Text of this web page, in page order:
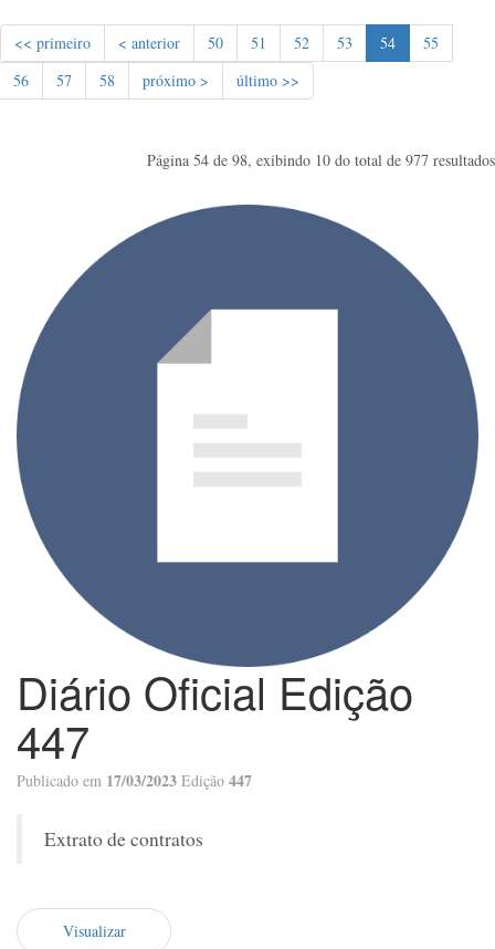
<< primeiro < anterior 50 51 52 53 54
55
56
57 58 próximo > último >>
Página 54 de 98, exibindo 10 do total de 977 resultados
Diário Oficial Edição
447
Publicado em 17/03/2023 Edição 447
Extrato de contratos
Visualizar